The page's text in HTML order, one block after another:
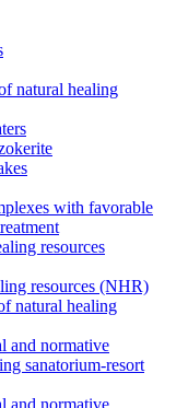
natural healing
with favorable
resources
resources (NHR)
natural healing
and normative
sanatorium-resort
and normative